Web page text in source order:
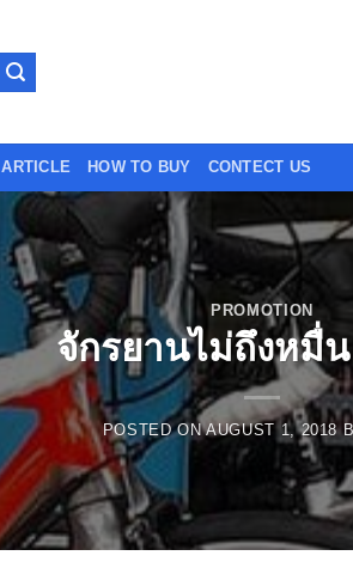
ARTICLE HOW TO BUY CONTECT US
PROMOTION
จักรยานไม่ถึงหมื่
POSTED ONAUGUST 1, 2018